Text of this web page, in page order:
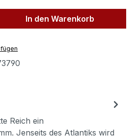
Gib den
In den Warenkorb
Reich ein
Jenseits des Atlantiks wird